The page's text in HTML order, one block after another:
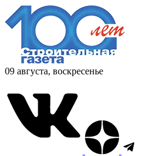
09 августа, воскресенье